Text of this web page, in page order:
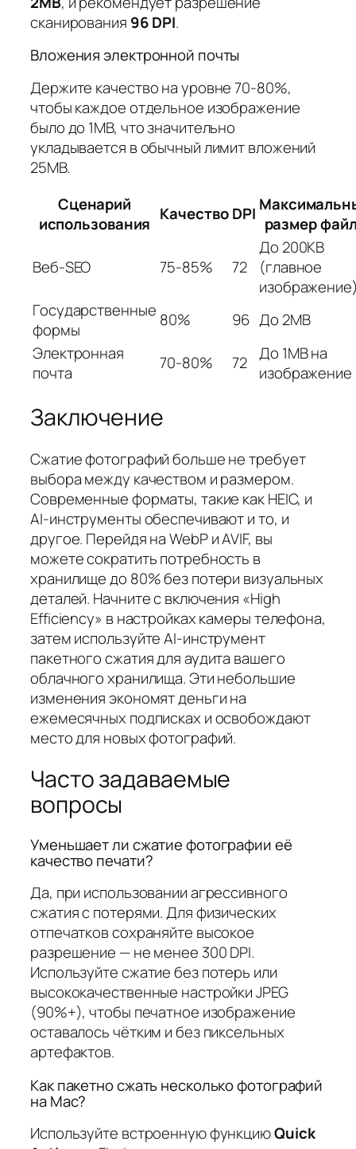
сканирования 96 DPI.
Вложения электронной почты
Держите качество на уровне 70-80%,
чтобы каждое отдельное изображение
было до 1MB, что значительно
укладывается в обычный лимит вложений
25MB.
Сценарий
использования Качество DPI размер
Веб-SEO 75-85% 72
До 200KB
(главное
Государственные
формы
80% 96 До 2MB
Электронная
почта
70-80% 72 До 1MB на
изображение
Заключение
Сжатие фотографий больше не требует
выбора между качеством и размером.
Современные форматы, такие как HEIC, и
AI-инструменты обеспечивают и то, и
другое. Перейдя на WebP и AVIF, вы
можете сократить потребность в
хранилище до 80% без потери визуальных
деталей. Начните с включения «High
Efficiency» в настройках камеры телефона,
затем используйте AI-инструмент
пакетного сжатия для аудита вашего
облачного хранилища. Эти небольшие
изменения экономят деньги на
ежемесячных подписках и освобождают
место для новых фотографий.
Часто задаваемые
вопросы
Уменьшает ли сжатие фотографии её
качество печати?
Да, при использовании агрессивного
сжатия с потерями. Для физических
отпечатков сохраняйте высокое
разрешение — не менее 300 DPI.
Используйте сжатие без потерь или
высококачественные настройки JPEG
(90%+), чтобы печатное изображение
оставалось чётким и без пиксельных
артефактов.
Как пакетно сжать несколько фотографий
на Mac?
Используйте встроенную функциюQuick